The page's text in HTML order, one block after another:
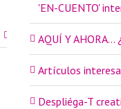
'EN-CUENTO'
AQUÍ Y AHORA…
Artículos
Despliéga-T